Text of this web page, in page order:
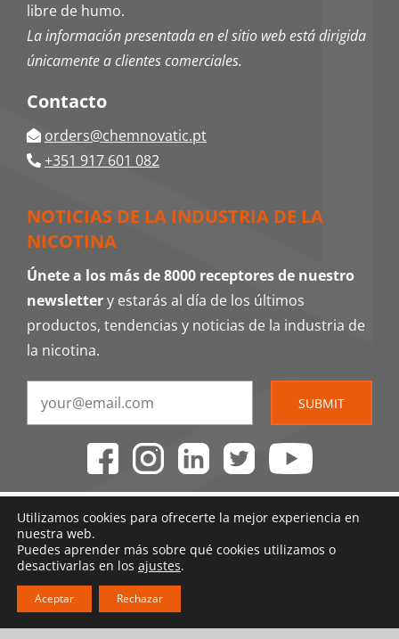
libre de humo.
La información presentada en el sitio web está dirigida
únicamente a clientes comerciales.
Contacto
orders@chemnovatic.pt
+351 917 601 082
NOTICIAS DE LA INDUSTRIA DE LA
NICOTINA
Únete a los más de 8000 receptores de nuestro
newslettery estarás al día de los últimos
productos, tendencias y noticias de la industria de
la nicotina.
SUBMIT
Utilizamos cookies para ofrecerte la mejor experiencia en
nuestra web.
Puedes aprender más sobre qué cookies utilizamos o
desactivarlas en los ajustes.
Aceptar Rechazar